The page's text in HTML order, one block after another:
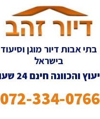
לתוכן
בתי אבות דיור מוגן וסיעוד
בישראל
יעוץ והכוונה חינם 24 שעות
072-334-0766